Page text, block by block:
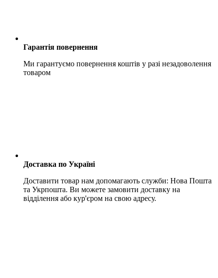
Гарантія повернення
Ми гарантуємо повернення коштів у разі незадоволення
товаром
Доставка по Україні
Доставити товар нам допомагають служби: Нова Пошта
та Укрпошта. Ви можете замовити доставку на
відділення або кур'єром на свою адресу.